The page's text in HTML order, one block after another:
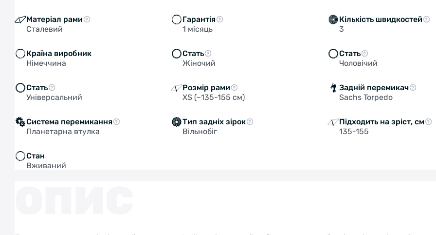
Матеріал рами
Сталевий
Гарантія
1 місяць
Кількість швидкостей
3
Країна виробник
Німеччина
Стать
Жіночий
Стать
Чоловічий
Стать
Універсальний
Розмір рами
XS (~135-155 см)
Задній перемикач
Sachs Torpedo
Система перемикання
Планетарна втулка
Тип задніх зірок
Вільнобіг
Підходить на зріст, см
135-155
Стан
Вживаний